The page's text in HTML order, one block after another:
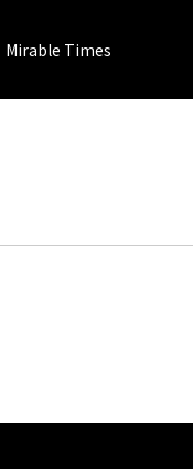
Mirable Times